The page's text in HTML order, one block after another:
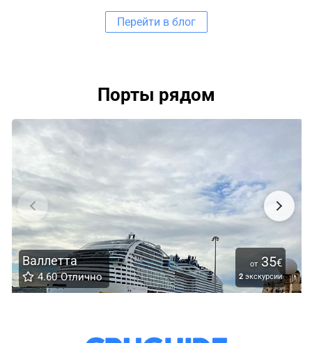
Перейти в блог
Порты рядом
Валлетта
4.60 Отлично
от35€
2экскурсии